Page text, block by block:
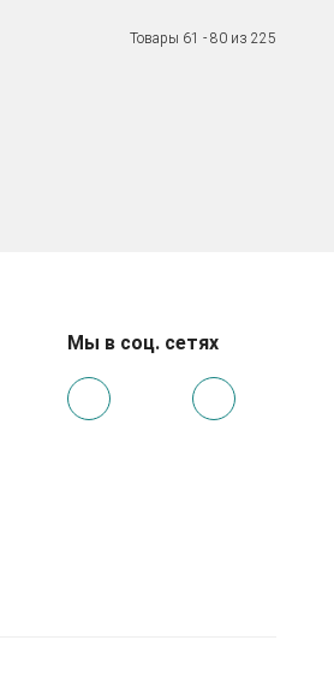
Товары 61 - 80 из 225
Мы в соц. сетях